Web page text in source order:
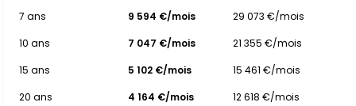
7 ans
9 594 €/mois
29 073 €/mois
10 ans
7 047 €/mois
21 355 €/mois
15 ans
5 102 €/mois
15 461 €/mois
20 ans
4 164 €/mois
12 618 €/mois